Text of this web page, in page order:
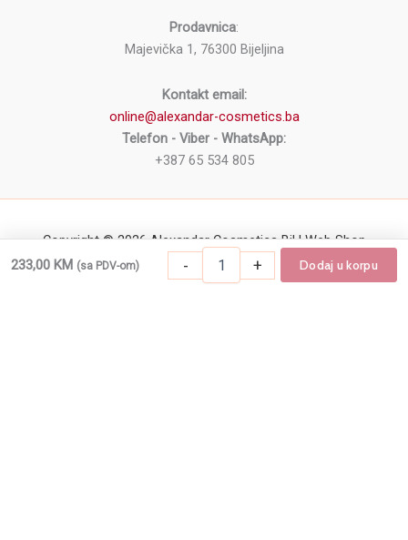
Prodavnica:
Majevička 1, 76300 Bijeljina
Kontakt email:
online@alexandar-cosmetics.ba
Telefon - Viber - WhatsApp:
+387 65 534 805
Copyright © 2026 Alexandar Cosmetics BiH Web Shop
233,00 KM (sa PDV-om) -
Frizerska kolica MS3202-G količina
+ Dodaj u korpu
-
Frizerska
+ Dodaj u korpu